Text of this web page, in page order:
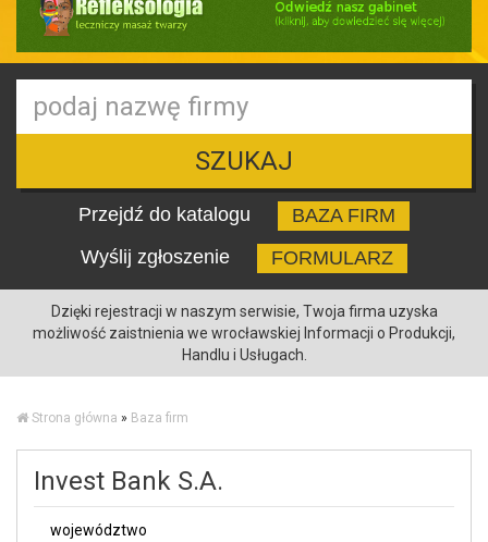
SZUKAJ
Przejdź do katalogu
BAZA FIRM
Wyślij zgłoszenie
FORMULARZ
Dzięki rejestracji w naszym serwisie, Twoja firma uzyska
możliwość zaistnienia we wrocławskiej Informacji o Produkcji,
Handlu i Usługach.
Strona główna » Baza firm
Invest Bank S.A.
województwo